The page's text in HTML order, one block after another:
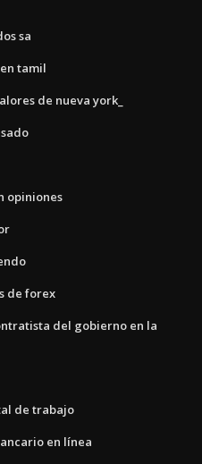
sa
tamil
de nueva york_
opiniones
de forex
del gobierno en la
de trabajo
en línea